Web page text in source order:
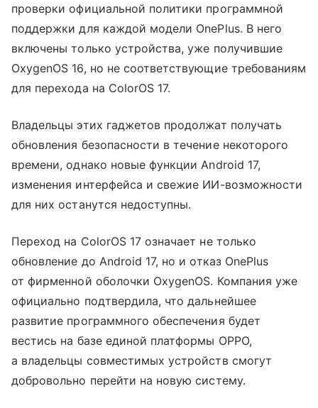
проверки официальной политики программной
поддержки для каждой модели OnePlus. В него
включены только устройства, уже получившие
OxygenOS 16, но не соответствующие требованиям
для перехода на ColorOS 17.
Владельцы этих гаджетов продолжат получать
обновления безопасности в течение некоторого
времени, однако новые функции Android 17,
изменения интерфейса и свежие ИИ-возможности
для них останутся недоступны.
Переход на ColorOS 17 означает не только
обновление до Android 17, но и отказ OnePlus
от фирменной оболочки OxygenOS. Компания уже
официально подтвердила, что дальнейшее
развитие программного обеспечения будет
вестись на базе единой платформы OPPO,
а владельцы совместимых устройств смогут
добровольно перейти на новую систему.